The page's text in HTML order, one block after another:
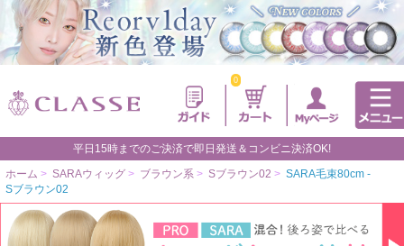
0
平日15時までのご決済で即日発送＆コンビニ決済OK!
ホーム > SARAウィッグ > ブラウン系 > Sブラウン02 > SARA毛束80cm -
Sブラウン02